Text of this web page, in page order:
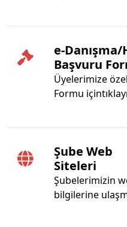
e-
Başvuru
Üyelerimize
Formu
Şube Web
Siteleri
Şubelerimizin
bilgilerine